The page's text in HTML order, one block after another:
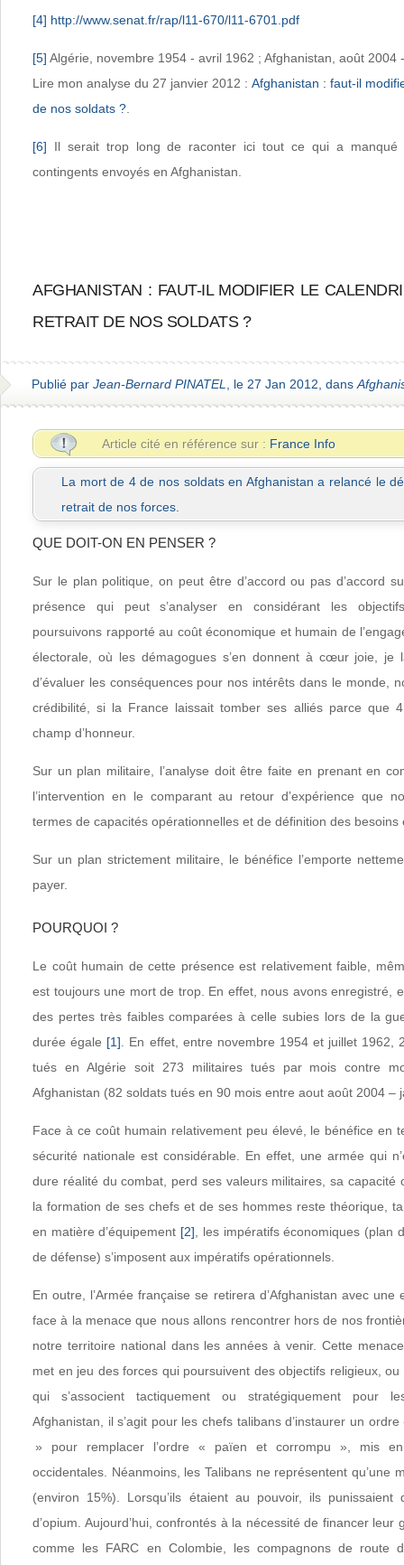
[4] http://www.senat.fr/rap/l11-670/l11-6701.pdf
[5] Algérie, novembre 1954 - avril 1962 ; Afghanistan, août 2004
Lire mon analyse du 27 janvier 2012 : Afghanistan : faut-il
de nos soldats ?
[6] Il serait trop long de raconter ici tout ce qui a manqué
contingents envoyés en Afghanistan.
AFGHANISTAN : FAUT-IL MODIFIER LE
RETRAIT DE NOS SOLDATS ?
Publié par Jean-Bernard PINATEL , le 27 Jan 2012, dans
Article cité en référence sur : France Info
La mort de 4 de nos soldats en Afghanistan a relancé le
retrait de nos forces.
QUE DOIT-ON EN PENSER ?
Sur le plan politique, on peut être d’accord ou pas d’accord
présence qui peut s’analyser en considérant les
poursuivons rapporté au coût économique et humain de
électorale, où les démagogues s’en donnent à cœur joie, je
d’évaluer les conséquences pour nos intérêts dans le monde,
crédibilité, si la France laissait tomber ses alliés parce que
champ d’honneur.
Sur un plan militaire, l’analyse doit être faite en prenant en
l’intervention en le comparant au retour d’expérience que
termes de capacités opérationnelles et de définition des besoins
Sur un plan strictement militaire, le bénéfice l’emporte
payer.
POURQUOI ?
Le coût humain de cette présence est relativement faible,
est toujours une mort de trop. En effet, nous avons enregistré,
des pertes très faibles comparées à celle subies lors de la
durée égale [1] . En effet, entre novembre 1954 et juillet 1962,
tués en Algérie soit 273 militaires tués par mois contre
Afghanistan (82 soldats tués en 90 mois entre aout août 2004 –
Face à ce coût humain relativement peu élevé, le bénéfice en
sécurité nationale est considérable. En effet, une armée qui
dure réalité du combat, perd ses valeurs militaires, sa capacité
la formation de ses chefs et de ses hommes reste théorique,
en matière d’équipement [2] , les impératifs économiques (plan
de défense) s’imposent aux impératifs opérationnels.
En outre, l’Armée française se retirera d’Afghanistan avec une
face à la menace que nous allons rencontrer hors de nos
notre territoire national dans les années à venir. Cette
met en jeu des forces qui poursuivent des objectifs religieux,
qui s’associent tactiquement ou stratégiquement pour
Afghanistan, il s’agit pour les chefs talibans d’instaurer un
» pour remplacer l’ordre « païen et corrompu », mis
occidentales. Néanmoins, les Talibans ne représentent qu’une
(environ 15%). Lorsqu’ils étaient au pouvoir, ils
d’opium. Aujourd’hui, confrontés à la nécessité de financer leur
comme les FARC en Colombie, les compagnons de route